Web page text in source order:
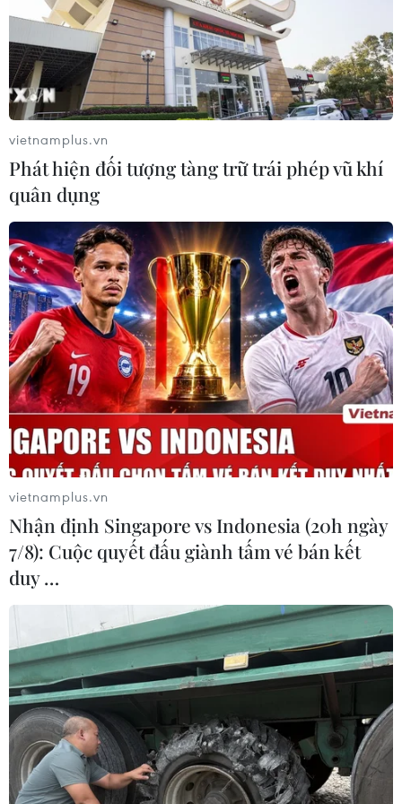
#Lừa đảo #Ô tô trả góp
#Ngân hàng Việt Nga
#Lê Anh Đức
#Tội phạm tài chính
#Xét xử
TP. Hà Nội
Theo dõi VietnamPlus
TIN LIÊN QUAN
vietnamplus.vn
Phát hiện đối tượng tàng trữ trái phép vũ khí
quân dụng
vietnamplus.vn
Nhận định Singapore vs Indonesia (20h ngày
7/8): Cuộc quyết đấu giành tấm vé bán kết
duy …